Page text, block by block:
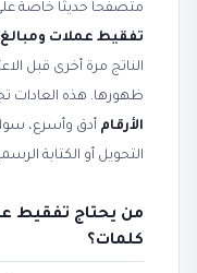
متصفحاً حديثاً خاصة
تفقيط عملات ومبالغ
الناتج مرة أخرى قبل
ظهورها. هذه العادات
الأرقام أدق وأسرع،
التحويل أو الكتابة
من يحتاج تفقيط
كلمات؟